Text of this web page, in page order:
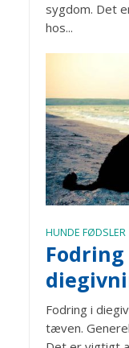
sygdom. Det
hos...
HUNDE FØDSLER
Fodring
Fodring i
tæven.